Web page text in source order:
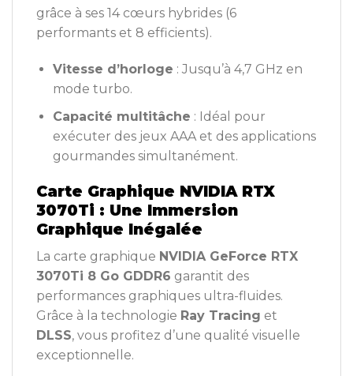
grâce à ses 14 cœurs hybrides (6
performants et 8 efficients).
Vitesse d’horloge : Jusqu’à 4,7 GHz en
mode turbo.
Capacité multitâche : Idéal pour
exécuter des jeux AAA et des applications
gourmandes simultanément.
Carte Graphique NVIDIA RTX
3070Ti : Une Immersion
Graphique Inégalée
La carte graphique NVIDIA GeForce RTX
3070Ti 8 Go GDDR6 garantit des
performances graphiques ultra-fluides.
Grâce à la technologie Ray Tracing et
DLSS, vous profitez d’une qualité visuelle
exceptionnelle.